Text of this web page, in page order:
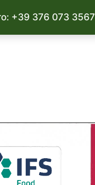
+39 376 073 3567